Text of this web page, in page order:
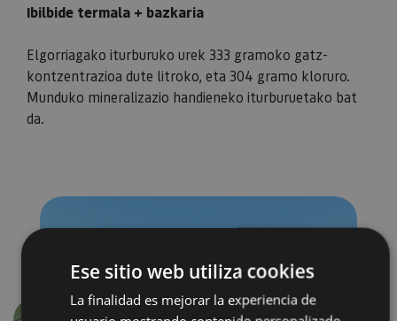
Ibilbide termala + bazkaria
Elgorriagako iturburuko urek 333 gramoko gatz-
kontzentrazioa dute litroko, eta 304 gramo kloruro.
Munduko mineralizazio handieneko iturburuetako bat
da.
Ese sitio web utiliza cookies
La finalidad es mejorar la experiencia de